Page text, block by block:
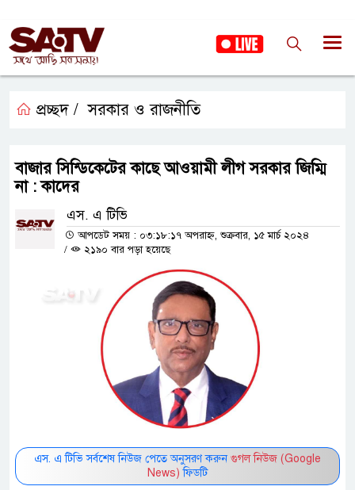
প্রচ্ছদ / সরকার ও রাজনীতি
বাজার সিন্ডিকেটের কাছে আওয়ামী লীগ সরকার জিম্মি
না : কাদের
এস. এ টিভি
আপডেট সময় : ০৩:১৮:১৭ অপরাহ্ন, শুক্রবার, ১৫ মার্চ ২০২৪
/
২১৯০ বার পড়া হয়েছে
এস. এ টিভি সর্বশেষ নিউজ পেতে অনুসরণ করুন গুগল নিউজ (Google
News) ফিডটি